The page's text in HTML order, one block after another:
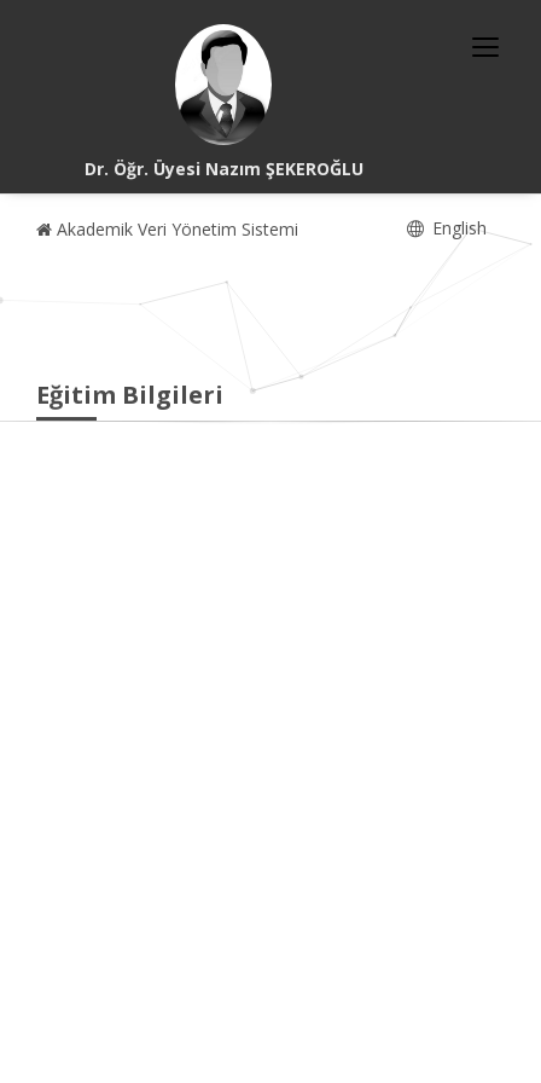
Dr. Öğr. Üyesi Nazım ŞEKEROĞLU
Akademik Veri Yönetim Sistemi English
Eğitim Bilgileri